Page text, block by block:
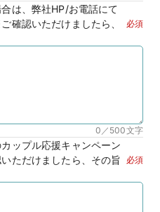
は、弊社HP/お電話にて
確認いただけましたら、
必須
0／500文字
ップル応援キャンペーン
ただけましたら、その旨
必須